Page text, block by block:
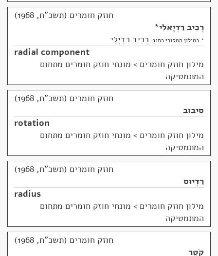
חוזק חומרים (תשכ"ח, 1968)
רְכִיב רַדְיָאלִי*
* במילון המקורי כתוב: רְכִיב רַדְיָלִי
radial component
מילון חוזק חומרים > מונחי חוזק חומרים מתחום
המתמטיקה
חוזק חומרים (תשכ"ח, 1968)
סִיבוּב
rotation
מילון חוזק חומרים > מונחי חוזק חומרים מתחום
המתמטיקה
חוזק חומרים (תשכ"ח, 1968)
רַדְיוּס
radius
מילון חוזק חומרים > מונחי חוזק חומרים מתחום
המתמטיקה
חוזק חומרים (תשכ"ח, 1968)
קֹטֶר